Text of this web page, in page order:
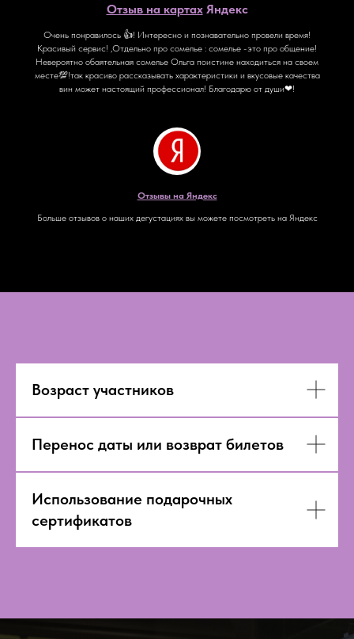
Отзыв на картахЯндекс
Очень понравилось 👍! Интересно и познавательно провели время!
Красивый сервис! ,Отдельно про сомелье : сомелье -это про общение!
Невероятно обаятельная сомелье Ольга поистине находиться на своем
месте💯!так красиво рассказывать характеристики и вкусовые качества
вин может настоящий профессионал! Благодарю от души❤!
Отзывы на Яндекс
Больше отзывов о наших дегустациях вы можете посмотреть на Яндекс
Возраст участников
Перенос даты или возврат билетов
Использование подарочных
сертификатов